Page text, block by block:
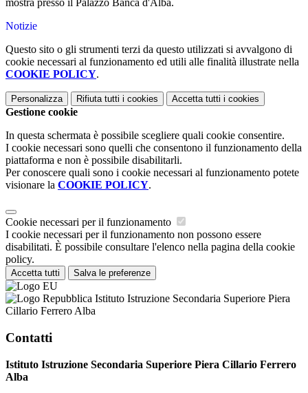
mostra presso il Palazzo Banca d'Alba.
Notizie
Questo sito o gli strumenti terzi da questo utilizzati si avvalgono di
cookie necessari al funzionamento ed utili alle finalità illustrate nella
COOKIE POLICY.
Personalizza Rifiuta tutti i cookies Accetta tutti i cookies
Gestione cookie
In questa schermata è possibile scegliere quali cookie consentire.
I cookie necessari sono quelli che consentono il funzionamento della
piattaforma e non è possibile disabilitarli.
Per conoscere quali sono i cookie necessari al funzionamento potete
visionare la COOKIE POLICY.
Cookie necessari per il funzionamento
I cookie necessari per il funzionamento non possono essere
disabilitati. È possibile consultare l'elenco nella pagina della cookie
policy.
Accetta tutti Salva le preferenze
Istituto Istruzione Secondaria Superiore Piera
Cillario Ferrero Alba
Contatti
Istituto Istruzione Secondaria Superiore Piera Cillario Ferrero
Alba